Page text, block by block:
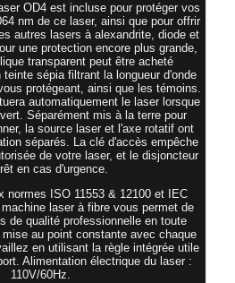
OD4 est incluse pour protéger vos
nm de ce laser, ainsi que pour offrir
autres lasers à alexandrite, diode et
une protection encore plus grande,
transparent peut être acheté
sépia filtrant la longueur d'onde
protégeant, ainsi que les témoins.
automatiquement le laser lorsque
Séparément mis à la terre pour
la source laser et l'axe rotatif ont
séparés. La clé d'accès empêche
de votre laser, et le disjoncteur
en cas d'urgence.
normes ISO 11553 & 12100 et IEC
laser à fibre vous permet de
de qualité professionnelle en toute
au point constante avec chaque
en utilisant la règle intégrée utile
Alimentation électrique du laser :
110V/60Hz.